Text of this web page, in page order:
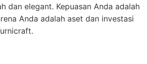
dan elegant. Kepuasan Anda adalah
Anda adalah aset dan investasi